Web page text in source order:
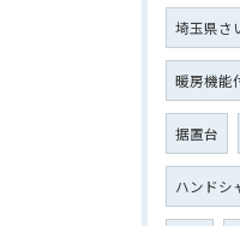
埼玉県さ
暖房機能
据置台
ハンドシ